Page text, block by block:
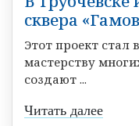
сквера
Этот проект стал
мастерству
создают ...
Читать далее